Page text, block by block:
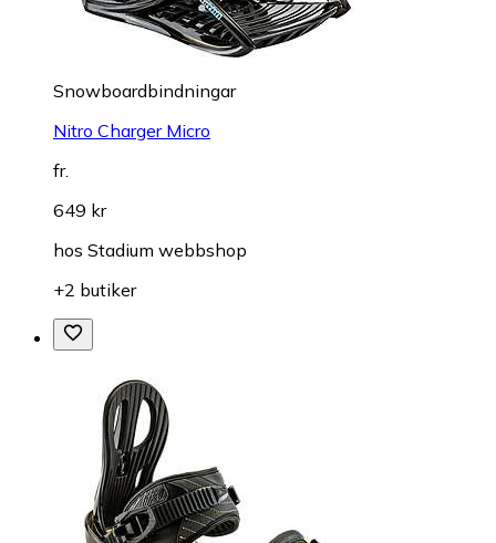
Snowboardbindningar
Nitro Charger Micro
fr.
649 kr
hos Stadium webbshop
+2 butiker